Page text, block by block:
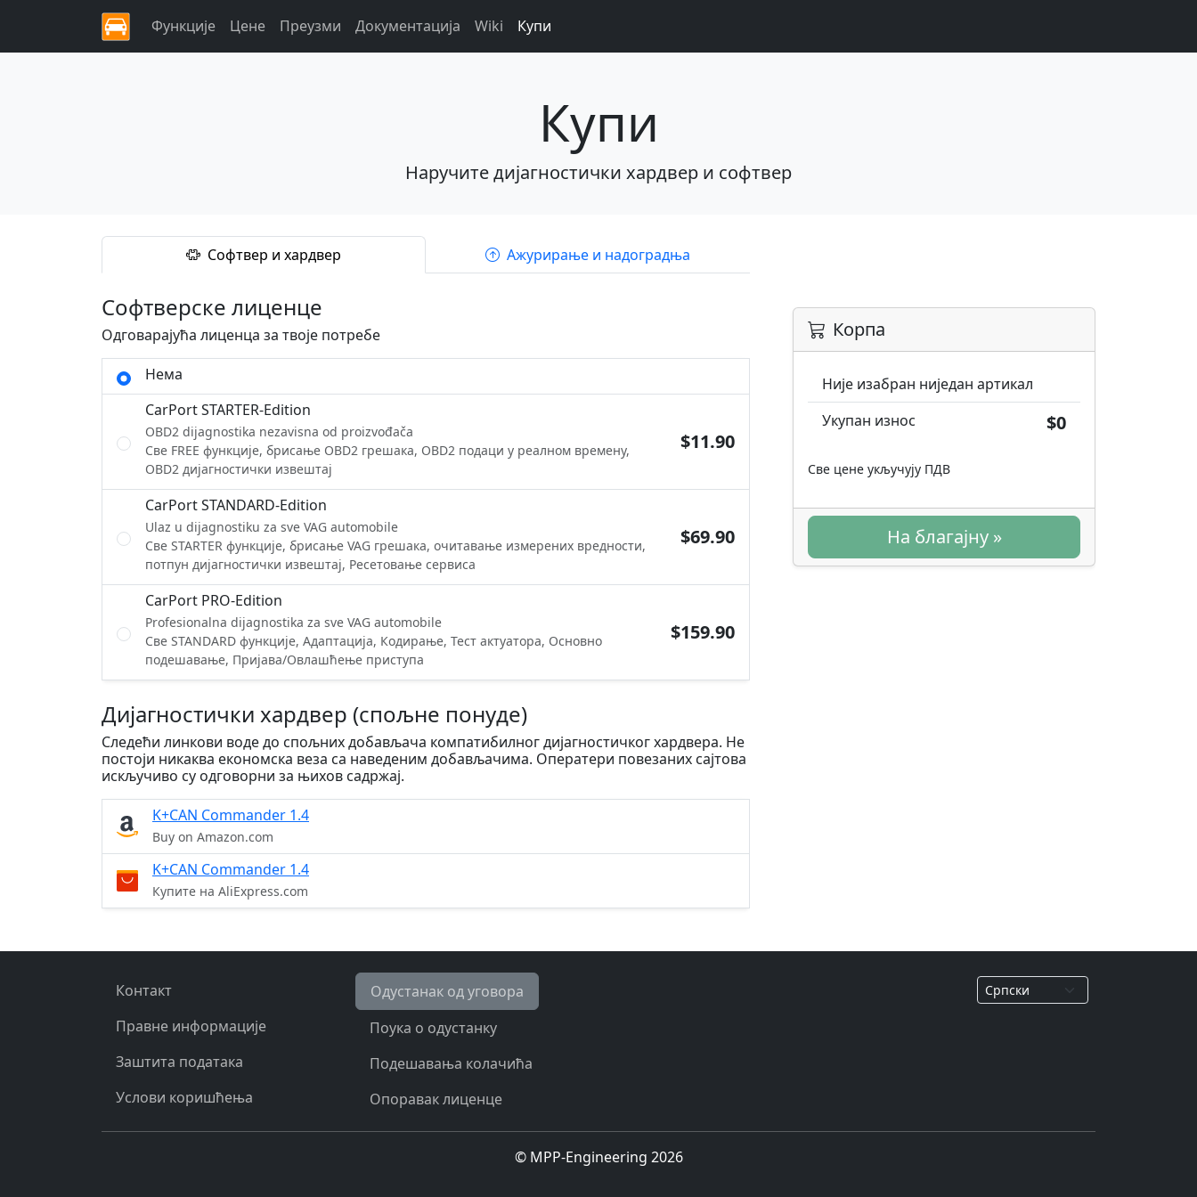
Функције Цене Преузми Документација Wiki Купи
Купи
Наручите дијагностички хардвер и софтвер
Софтвер и хардвер Ажурирање и надоградња
Софтверске лиценце
Одговарајућа лиценца за твоје потребе
Нема
CarPort STARTER-Edition
OBD2 dijagnostika nezavisna od proizvođača
Све FREE функције, брисање OBD2 грешака, OBD2 подаци у реалном времену,
OBD2 дијагностички извештај
$11.90
CarPort STANDARD-Edition
Ulaz u dijagnostiku za sve VAG automobile
Све STARTER функције, брисање VAG грешака, очитавање измерених вредности,
потпун дијагностички извештај, Ресетовање сервиса
$69.90
CarPort PRO-Edition
Profesionalna dijagnostika za sve VAG automobile
Све STANDARD функције, Адаптација, Кодирање, Тест актуатора, Основно
подешавање, Пријава/Овлашћење приступа
$159.90
Дијагностички хардвер (спољне понуде)
Следећи линкови воде до спољних добављача компатибилног дијагностичког хардвера. Не
постоји никаква економска веза са наведеним добављачима. Оператери повезаних сајтова
искључиво су одговорни за њихов садржај.
K+CAN Commander 1.4
Buy on Amazon.com
K+CAN Commander 1.4
Купите на AliExpress.com
Корпа
Није изабран ниједан артикал
Укупан износ
$0
Све цене укључују ПДВ
На благајну »
Контакт
Правне информације
Заштита података
Услови коришћења
Одустанак од уговора
Поука о одустанку
Подешавања колачића
Опоравак лиценце
© MPP-Engineering 2026